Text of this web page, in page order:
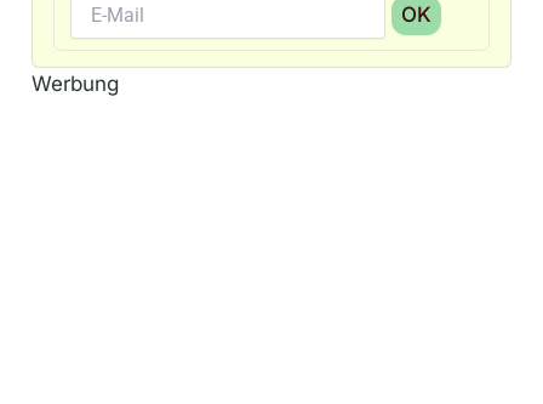
OK
A
l
Werbung